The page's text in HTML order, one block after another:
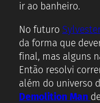
ir ao banheiro.
No futuro
da forma que
final, mas alguns
Então resolvi
além do universo
Demolition Man